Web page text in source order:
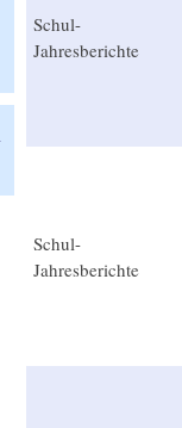
Schul-
Jahresberichte
Schul-
Jahresberichte